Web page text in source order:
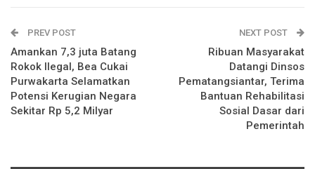
PREV POST
Amankan 7,3 juta Batang
Rokok Ilegal, Bea Cukai
Purwakarta Selamatkan
Potensi Kerugian Negara
Sekitar Rp 5,2 Milyar
NEXT POST
Ribuan Masyarakat
Datangi Dinsos
Pematangsiantar, Terima
Bantuan Rehabilitasi
Sosial Dasar dari
Pemerintah